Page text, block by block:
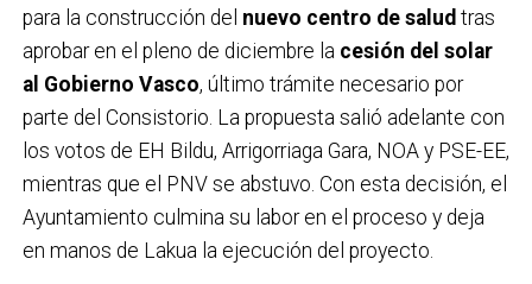
de la localidad al proyecto ferroviario en su
configuración actual. Con estas acciones, el
Ayuntamiento considera que la postura ciudadana
queda claramente reforzada.
para la construcción del nuevo centro de salud tras
aprobar en el pleno de diciembre la cesión del solar
al Gobierno Vasco, último trámite necesario por
parte del Consistorio. La propuesta salió adelante con
los votos de EH Bildu, Arrigorriaga Gara, NOA y PSE-EE,
mientras que el PNV se abstuvo. Con esta decisión, el
Ayuntamiento culmina su labor en el proceso y deja
en manos de Lakua la ejecución del proyecto.